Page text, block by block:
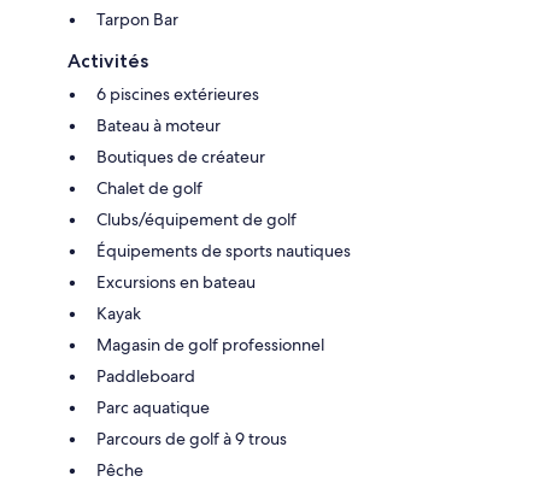
Tarpon Bar
Activités
6 piscines extérieures
Bateau à moteur
Boutiques de créateur
Chalet de golf
Clubs/équipement de golf
Équipements de sports nautiques
Excursions en bateau
Kayak
Magasin de golf professionnel
Paddleboard
Parc aquatique
Parcours de golf à 9 trous
Pêche